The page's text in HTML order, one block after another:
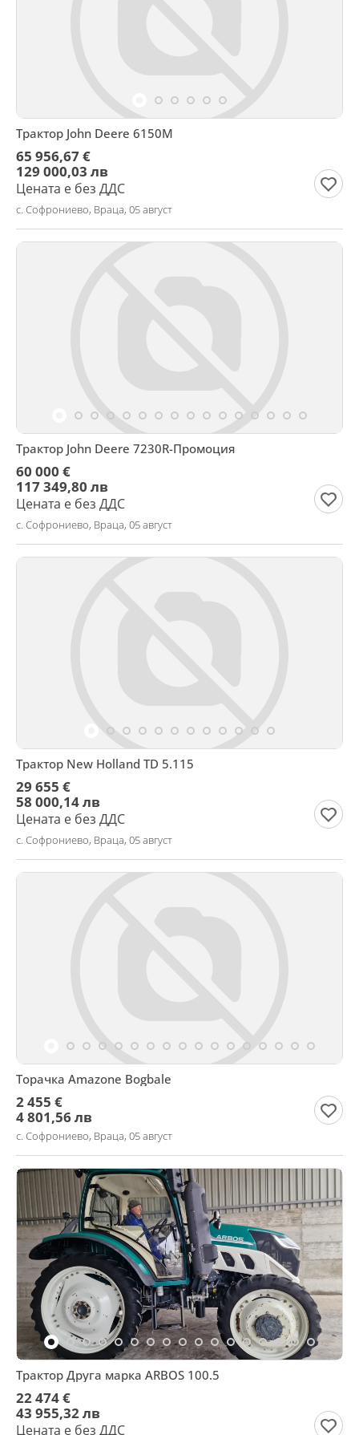
Трактор John Deere 6150M
65 956,67 €
129 000,03 лв
Цената е без ДДС
с. Софрониево, Враца, 05 август
Трактор John Deere 7230R-Промоция
60 000 €
117 349,80 лв
Цената е без ДДС
с. Софрониево, Враца, 05 август
Трактор New Holland TD 5.115
29 655 €
58 000,14 лв
Цената е без ДДС
с. Софрониево, Враца, 05 август
Торачка Amazone Bogbale
2 455 €
4 801,56 лв
с. Софрониево, Враца, 05 август
Трактор Друга марка ARBOS 100.5
22 474 €
43 955,32 лв
Цената е без ДДС